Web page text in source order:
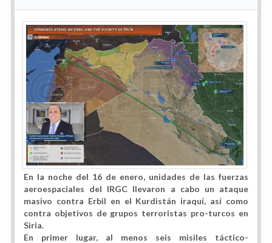
En la noche del 16 de enero, unidades de las fuerzas
aeroespaciales del IRGC llevaron a cabo un ataque
masivo contra Erbil en el Kurdistán iraquí, así como
contra objetivos de grupos terroristas pro-turcos en
Siria.
En primer lugar, al menos seis misiles táctico-